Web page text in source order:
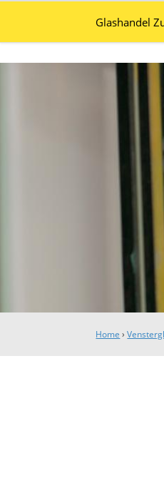
Glashandel
Home ›